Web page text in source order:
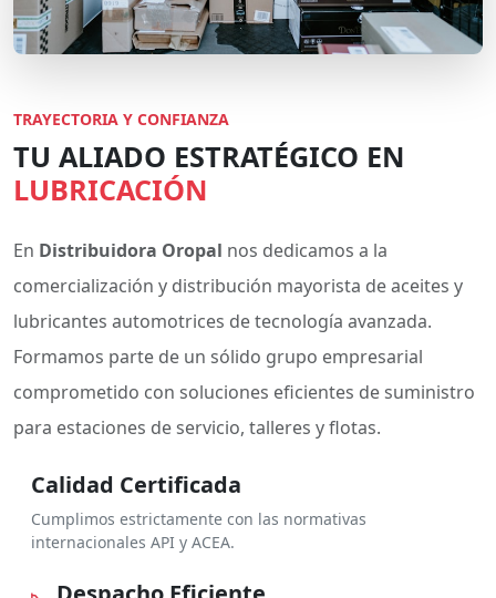
TRAYECTORIA Y CONFIANZA
TU ALIADO ESTRATÉGICO EN
LUBRICACIÓN
En Distribuidora Oropal nos dedicamos a la
comercialización y distribución mayorista de aceites y
lubricantes automotrices de tecnología avanzada.
Formamos parte de un sólido grupo empresarial
comprometido con soluciones eficientes de suministro
para estaciones de servicio, talleres y flotas.
Calidad Certificada
Cumplimos estrictamente con las normativas
internacionales API y ACEA.